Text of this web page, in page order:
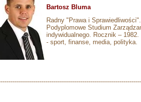
Bartosz Bluma
Radny "Prawa i
Podyplomowe Studium
indywidualnego. Rocznik –
- sport, finanse, media, polityka.